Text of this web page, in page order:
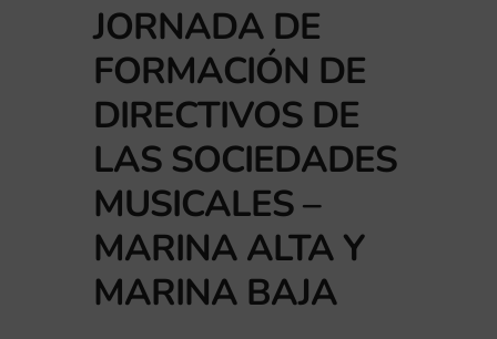
JORNADA DE
FORMACIÓN DE
DIRECTIVOS DE
LAS SOCIEDADES
MUSICALES –
MARINA ALTA Y
MARINA BAJA